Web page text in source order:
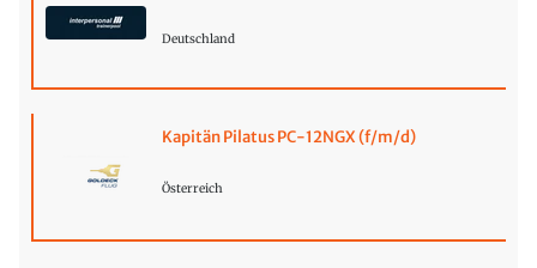
Deutschland
Kapitän Pilatus PC-12NGX (f/m/d)
Österreich